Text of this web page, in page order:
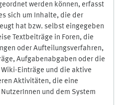
werden können, erfasst
sich um Inhalte, die der
hat bzw. selbst eingegeben
Textbeiträge in Foren, die
oder Aufteilungsverfahren,
Aufgabenabgaben oder die
Einträge und die aktive
Aktivitäten, die eine
und dem System